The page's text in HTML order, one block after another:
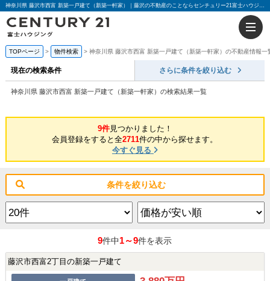
神奈川県 藤沢市西富 新築一戸建て（新築一軒家）｜藤沢の不動産のことならセンチュリー21富士ハウジング
TOPページ 物件検索 神奈川県 藤沢市西富 新築一戸建て（新築一軒家）の不動産情報一
現在の検索条件 さらに条件を絞り込む
神奈川県 藤沢市西富 新築一戸建て（新築一軒家）の検索結果一覧
9件見つかりました！
会員登録をすると全2711件の中から探せます。
今すぐ見る
条件を絞り込む
9件中1～9件を表示
藤沢市西富2丁目の新築一戸建て